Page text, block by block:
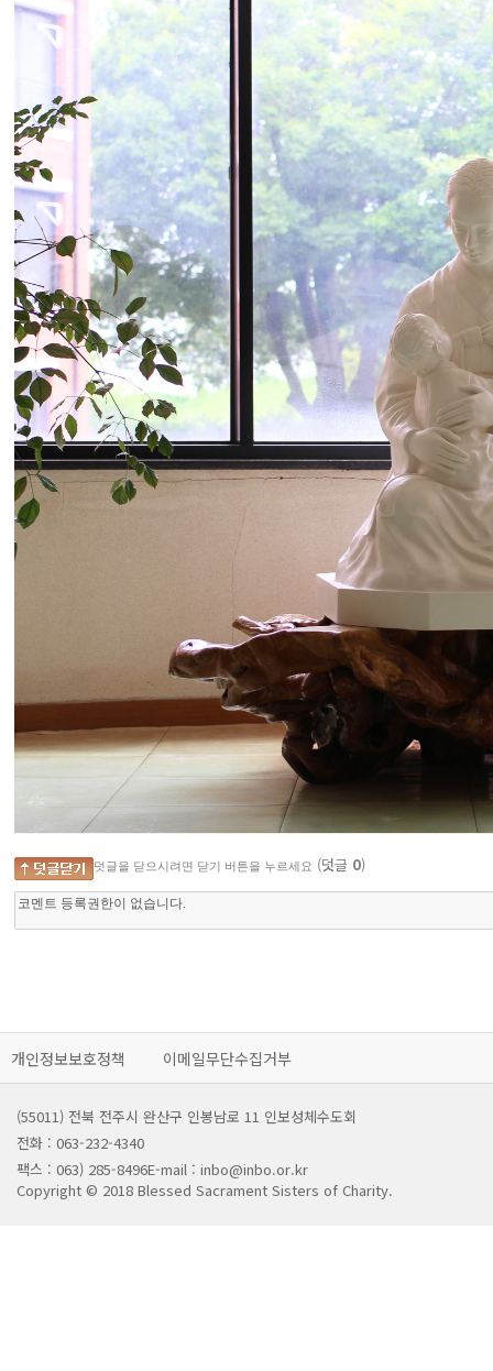
덧글을 닫으시려면 닫기 버튼을 누르세요 (덧글 0)
개인정보보호정책 이메일무단수집거부
(55011) 전북 전주시 완산구 인봉남로 11 인보성체수도회
전화 : 063-232-4340
팩스 : 063) 285-8496E-mail : inbo@inbo.or.kr
Copyright © 2018 Blessed Sacrament Sisters of Charity.